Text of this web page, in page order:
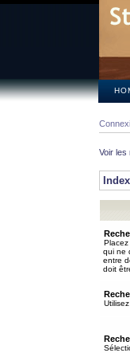
Voir
Placez
qui ne
entre
doit